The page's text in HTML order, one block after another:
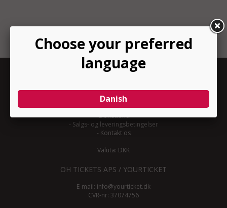
INFORMATION
-Om YourTicket
Bliv arrangør
-Arrangør login
-Donationer
- Salgs- og leveringsbetingelser
- Kontakt os
Valuta: DKK
OH TICKETS APS / YOURTICKET
E-mail: info@yourticket.dk
CVR-nr: 37074756